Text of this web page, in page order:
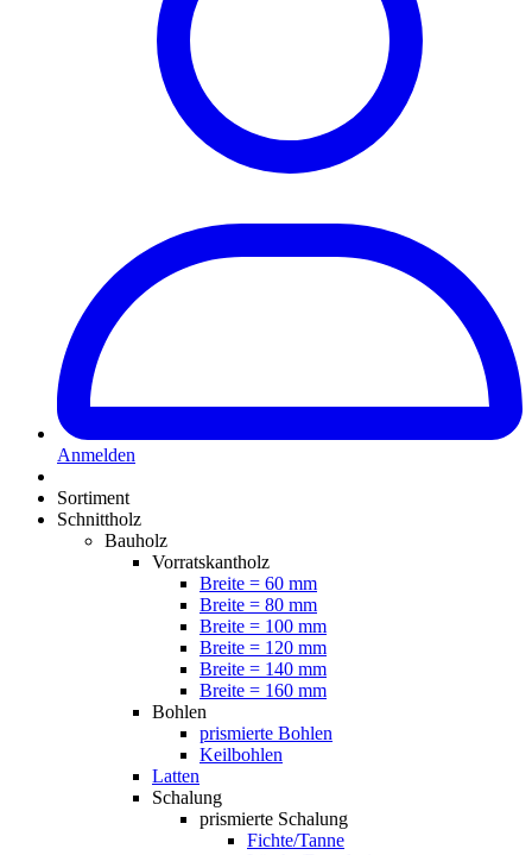
Anmelden
Sortiment
Schnittholz
Bauholz
Vorratskantholz
Breite = 60 mm
Breite = 80 mm
Breite = 100 mm
Breite = 120 mm
Breite = 140 mm
Breite = 160 mm
Bohlen
prismierte Bohlen
Keilbohlen
Latten
Schalung
prismierte Schalung
Fichte/Tanne